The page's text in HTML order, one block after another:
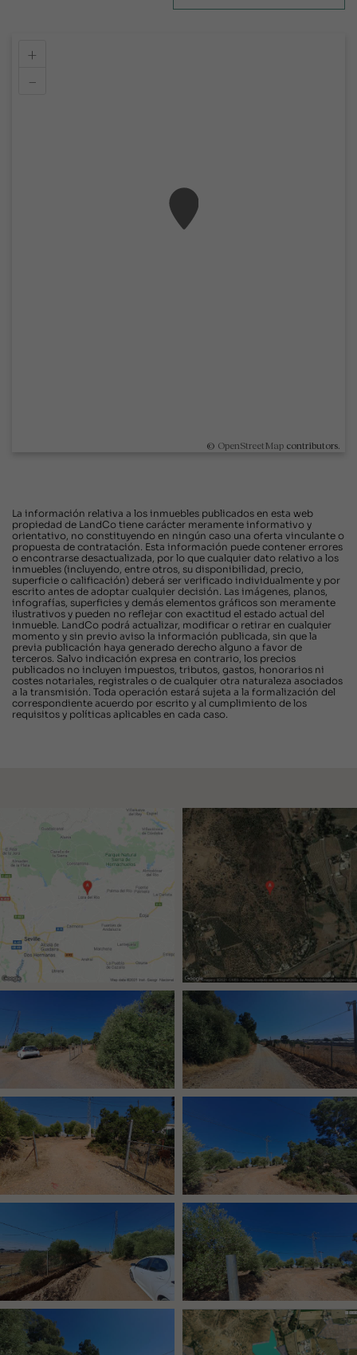
+
–
© OpenStreetMap contributors.
La información relativa a los inmuebles publicados en esta web
propiedad de LandCo tiene carácter meramente informativo y
orientativo, no constituyendo en ningún caso una oferta vinculante o
propuesta de contratación. Esta información puede contener errores
o encontrarse desactualizada, por lo que cualquier dato relativo a los
inmuebles (incluyendo, entre otros, su disponibilidad, precio,
superficie o calificación) deberá ser verificado individualmente y por
escrito antes de adoptar cualquier decisión. Las imágenes, planos,
infografías, superficies y demás elementos gráficos son meramente
ilustrativos y pueden no reflejar con exactitud el estado actual del
inmueble. LandCo podrá actualizar, modificar o retirar en cualquier
momento y sin previo aviso la información publicada, sin que la
previa publicación haya generado derecho alguno a favor de
terceros. Salvo indicación expresa en contrario, los precios
publicados no incluyen impuestos, tributos, gastos, honorarios ni
costes notariales, registrales o de cualquier otra naturaleza asociados
a la transmisión. Toda operación estará sujeta a la formalización del
correspondiente acuerdo por escrito y al cumplimiento de los
requisitos y políticas aplicables en cada caso.